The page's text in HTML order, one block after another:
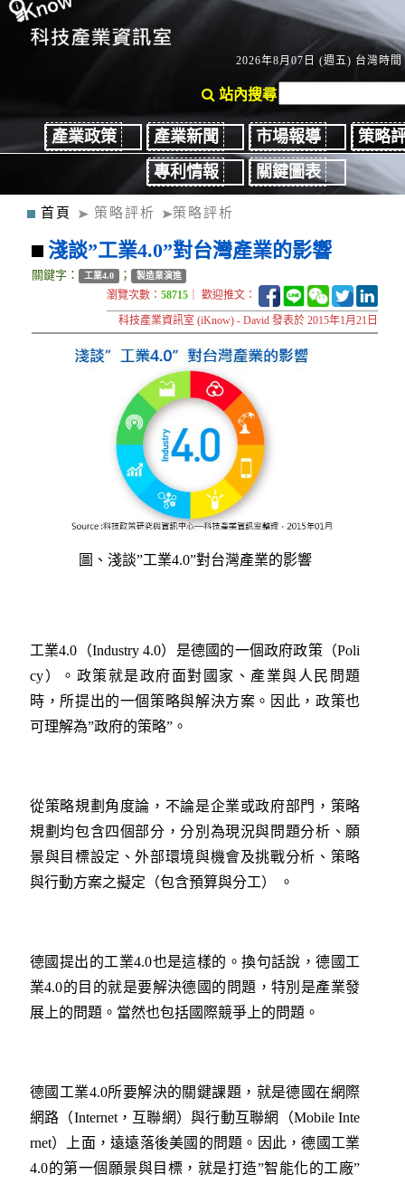
2026年8月07日 (週五) 台灣時間
站內搜尋
產業政策 產業新聞 市場報導
策略
專利情報
關鍵圖表
首頁 策略評析 策略評析
淺談”工業4.0”對台灣產業的影響
關鍵字： 工業4.0 ； 製造業演進
瀏覽次數：58715 ｜ 歡迎推文：
科技產業資訊室 (iKnow) - David 發表於 2015年1月21日
圖、淺談”工業4.0”對台灣產業的影響
工業4.0（Industry 4.0）是德國的一個政府政策（Poli
cy）。政策就是政府面對國家、產業與人民問題
時，所提出的一個策略與解決方案。因此，政策也
可理解為”政府的策略”。
從策略規劃角度論，不論是企業或政府部門，策略
規劃均包含四個部分，分別為現況與問題分析、願
景與目標設定、外部環境與機會及挑戰分析、策略
與行動方案之擬定（包含預算與分工） 。
德國提出的工業4.0也是這樣的。換句話說，德國工
業4.0的目的就是要解決德國的問題，特別是產業發
展上的問題。當然也包括國際競爭上的問題。
德國工業4.0所要解決的關鍵課題，就是德國在網際
網路（Internet，互聯網）與行動互聯網（Mobile Inte
rnet）上面，遠遠落後美國的問題。因此，德國工業
4.0的第一個願景與目標，就是打造”智能化的工廠”